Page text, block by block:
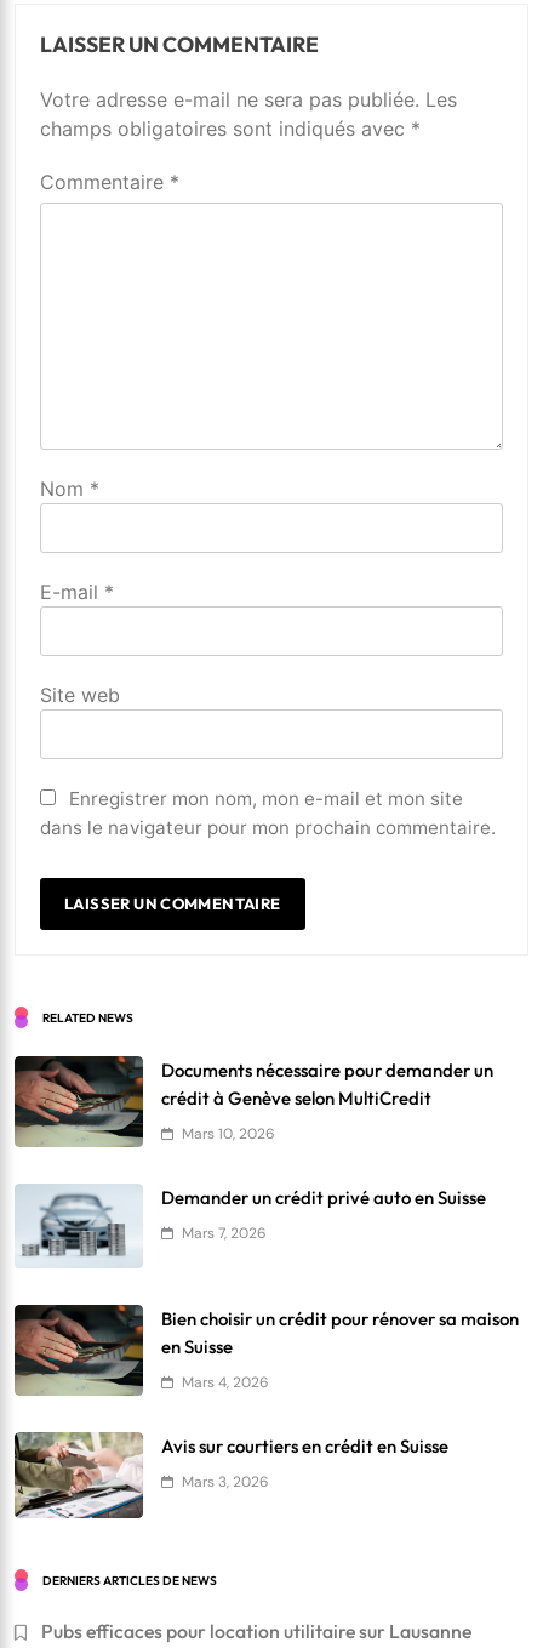
LAISSER UN COMMENTAIRE
Votre adresse e-mail ne sera pas publiée. Les
champs obligatoires sont indiqués avec *
Commentaire *
Nom *
E-mail *
Site web
Enregistrer mon nom, mon e-mail et mon site
dans le navigateur pour mon prochain commentaire.
Alternative:
RELATED NEWS
Documents nécessaire pour demander un
crédit à Genève selon MultiCredit
Mars 10, 2026
Demander un crédit privé auto en Suisse
Mars 7, 2026
Bien choisir un crédit pour rénover sa maison
en Suisse
Mars 4, 2026
Avis sur courtiers en crédit en Suisse
Mars 3, 2026
DERNIERS ARTICLES DE NEWS
Pubs efficaces pour location utilitaire sur Lausanne